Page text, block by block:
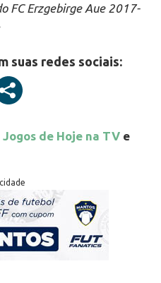
FC Erzgebirge Aue 2017-
suas redes sociais:
Jogos de Hoje na TV e